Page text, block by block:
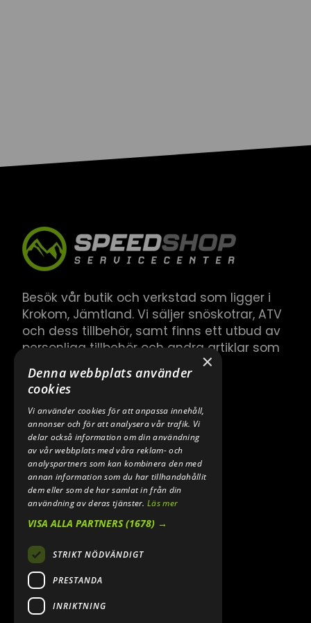
Besök vår butik och verkstad som ligger i
Krokom, Jämtland. Vi säljer snöskotrar, ATV
och dess tillbehör, samt finns ett utbud av
personliga tillbehör och andra artiklar som
hör till.
×
Denna webbplats använder
cookies
Vi använder cookies för att anpassa innehåll,
annonser och för att analysera vår trafik. Vi
delar också information om din användning
av vår webbplats med våra reklam- och
analyspartners som kan kombinera den med
annan information som du har tillhandahållit
dem eller som de har samlat in från din
användning av deras tjänster.Läs mer
VISA ALLA PARTNERS(1678) →
STRIKT NÖDVÄNDIGT
PRESTANDA
INRIKTNING